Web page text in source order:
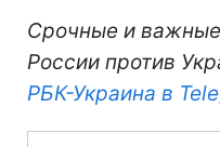
Срочные и
России против
РБК-Украина в